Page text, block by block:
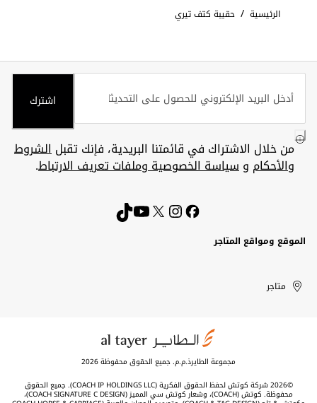
الرئيسية / حقيبة كتف تيري
اشترك
من خلال الاشتراك في قائمتنا البريدية، فإنك تقبلالشروط
والأحكام وسياسة الخصوصية وملفات تعريف الارتباط.
الموقع ومواقع المتاجر
United
Arab
Kuwait
الإمارات
العربية
الكويت
متاجر
مجموعة الطايرذ.م.م. جميع الحقوق محفوظة 2026
©2026 شركة كوتش لحفظ الحقوق الفكرية (COACH IP HOLDINGS LLC). جميع الحقوق
محفوظة. كوتش (COACH)، وشعار كوتش سي المميز (COACH SIGNATURE C DESIGN)،